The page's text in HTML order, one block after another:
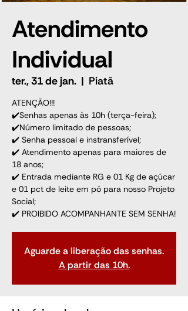
Atendimento
Individual
ter., 31 de jan.
  |
Piatã
ATENÇÃO!!!
✔️Senhas apenas às 10h (terça-feira);
✔️Número limitado de pessoas;
✔️ Senha pessoal e instransferível;
✔️ Atendimento apenas para maiores de
18 anos;
✔️ Entrada mediante RG e 01 Kg de açúcar
e 01 pct de leite em pó para nosso Projeto
Social;
✔️ PROIBIDO ACOMPANHANTE SEM SENHA!
Aguarde a liberação das senhas.
A partir das 10h.